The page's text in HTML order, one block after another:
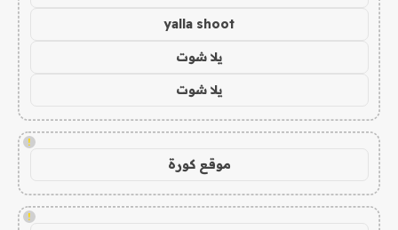
yalla shoot
يلا شوت
يلا شوت
!
موقع كورة
!